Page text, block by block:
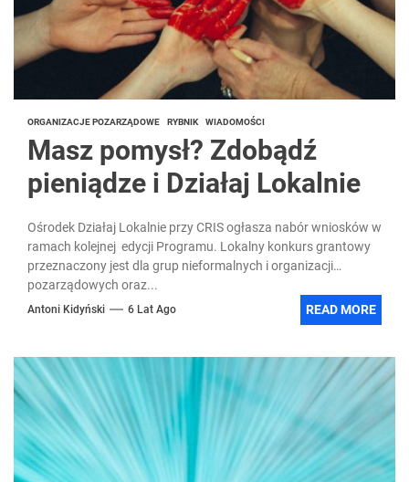
ORGANIZACJE POZARZĄDOWE RYBNIK WIADOMOŚCI
Masz pomysł? Zdobądź
pieniądze i Działaj Lokalnie
Ośrodek Działaj Lokalnie przy CRIS ogłasza nabór wniosków w
ramach kolejnej edycji Programu. Lokalny konkurs grantowy
przeznaczony jest dla grup nieformalnych i organizacji
pozarządowych oraz...
Antoni Kidyński 6 Lat Ago READ MORE